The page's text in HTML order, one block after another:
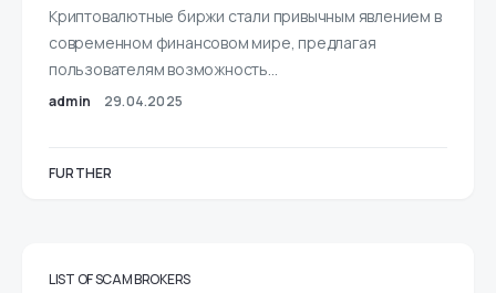
Криптовалютные биржи стали привычным явлением в
современном финансовом мире, предлагая
пользователям возможность…
admin 29.04.2025
FURTHER
LIST OF SCAM BROKERS